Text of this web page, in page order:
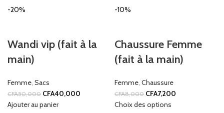
-20%
Wandi vip (fait à la
main)
Femme, Sacs
CFA50,000 CFA40,000
Ajouter au panier
-10%
Chaussure Femme
(fait à la main)
Femme, Chaussure
CFA8,000 CFA7,200
Choix des options